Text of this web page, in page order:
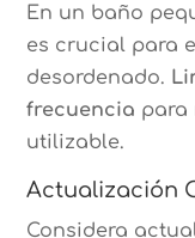
En un baño
es crucial para
desordenado.
frecuencia para
utilizable.
Actualización
Considera